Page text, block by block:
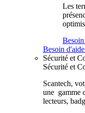
Les
Besoin
Sécurité et
Sécurité et
Scantech,
une gamme
lecteurs,